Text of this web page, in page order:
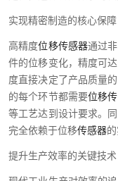
实现精密制造的核心保障
高精度位移传感器通过
件的位移变化，精度可
度直接决定了产品质量
的每个环节都需要位移
等工艺达到设计要求。
完全依赖于位移传感器
提升生产效率的关键技术